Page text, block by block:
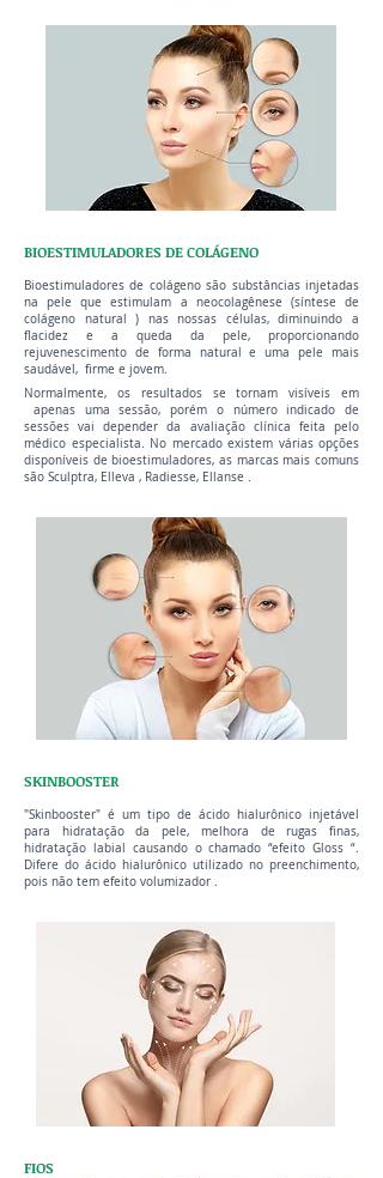
BIOESTIMULADORES DE COLÁGENO
Bioestimuladores de colágeno são substâncias injetadas
na pele que estimulam a neocolagênese (síntese de
colágeno natural ) nas nossas células, diminuindo a
flacidez e a queda da pele, proporcionando
rejuvenescimento de forma natural e uma pele mais
saudável, firme e jovem.
Normalmente, os resultados se tornam visíveis em
apenas uma sessão, porém o número indicado de
sessões vai depender da avaliação clínica feita pelo
médico especialista. No mercado existem várias opções
disponíveis de bioestimuladores, as marcas mais comuns
são Sculptra, Elleva , Radiesse, Ellanse .
SKINBOOSTER
"Skinbooster" é um tipo de ácido hialurônico injetável
para hidratação da pele, melhora de rugas finas,
hidratação labial causando o chamado “efeito Gloss “.
Difere do ácido hialurônico utilizado no preenchimento,
pois não tem efeito volumizador .
FIOS